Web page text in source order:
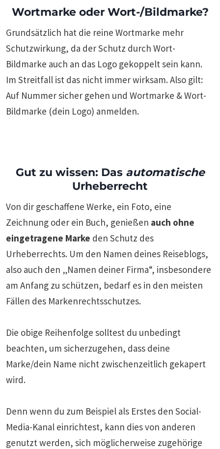
Wortmarke oder Wort-/Bildmarke?
Grundsätzlich hat die reine Wortmarke mehr
Schutzwirkung, da der Schutz durch Wort-
Bildmarke auch an das Logo gekoppelt sein kann.
Im Streitfall ist das nicht immer wirksam. Also gilt:
Auf Nummer sicher gehen und Wortmarke & Wort-
Bildmarke (dein Logo) anmelden.
Gut zu wissen: Das automatische
Urheberrecht
Von dir geschaffene Werke, ein Foto, eine
Zeichnung oder ein Buch, genießen auch ohne
eingetragene Marke den Schutz des
Urheberrechts. Um den Namen deines Reiseblogs,
also auch den „Namen deiner Firma“, insbesondere
am Anfang zu schützen, bedarf es in den meisten
Fällen des Markenrechtsschutzes.
Die obige Reihenfolge solltest du unbedingt
beachten, um sicherzugehen, dass deine
Marke/dein Name nicht zwischenzeitlich gekapert
wird.
Denn wenn du zum Beispiel als Erstes den Social-
Media-Kanal einrichtest, kann dies von anderen
genutzt werden, sich möglicherweise zugehörige